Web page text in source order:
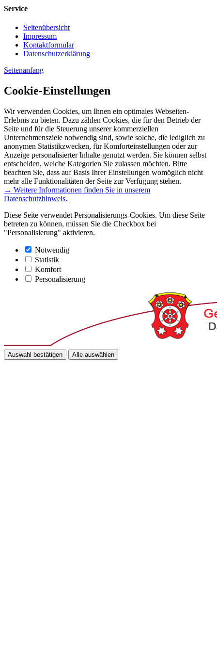
Service
Seitenübersicht
Impressum
Kontaktformular
Datenschutzerklärung
Seitenanfang
Cookie-Einstellungen
Wir verwenden Cookies, um Ihnen ein optimales Webseiten-
Erlebnis zu bieten. Dazu zählen Cookies, die für den Betrieb der
Seite und für die Steuerung unserer kommerziellen
Unternehmensziele notwendig sind, sowie solche, die lediglich zu
anonymen Statistikzwecken, für Komforteinstellungen oder zur
Anzeige personalisierter Inhalte genutzt werden. Sie können selbst
entscheiden, welche Kategorien Sie zulassen möchten. Bitte
beachten Sie, dass auf Basis Ihrer Einstellungen womöglich nicht
mehr alle Funktionalitäten der Seite zur Verfügung stehen.
→ Weitere Informationen finden Sie in unserem
Datenschutzhinweis.
Diese Seite verwendet Personalisierungs-Cookies. Um diese Seite
betreten zu können, müssen Sie die Checkbox bei
"Personalisierung" aktivieren.
Notwendig
Statistik
Komfort
Personalisierung
Auswahl bestätigen Alle auswählen